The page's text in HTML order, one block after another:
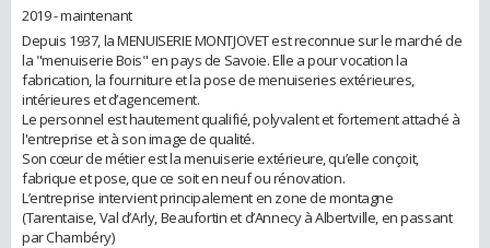
2019 - maintenant
Depuis 1937, la MENUISERIE MONTJOVET est reconnue sur le marché de
la "menuiserie Bois" en pays de Savoie. Elle a pour vocation la
fabrication, la fourniture et la pose de menuiseries extérieures,
intérieures et d’agencement.
Le personnel est hautement qualifié, polyvalent et fortement attaché à
l'entreprise et à son image de qualité.
Son cœur de métier est la menuiserie extérieure, qu’elle conçoit,
fabrique et pose, que ce soit en neuf ou rénovation.
L’entreprise intervient principalement en zone de montagne
(Tarentaise, Val d’Arly, Beaufortin et d’Annecy à Albertville, en passant
par Chambéry)